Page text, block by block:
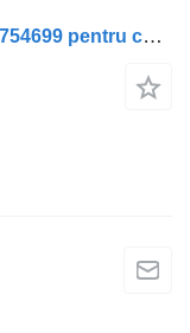
Unitate de control Calculator opc4 1754699 pentru cap tractor Scania MODEL R